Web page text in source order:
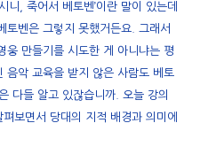
니, 죽어서 베토벤’이란 말이 있는데
토벤은 그렇지 못했거든요. 그래서
웅 만들기를 시도한 게 아니냐는 평
음악 교육을 받지 않은 사람도 베토
다들 알고 있잖습니까. 오늘 강의
보면서 당대의 지적 배경과 의미에